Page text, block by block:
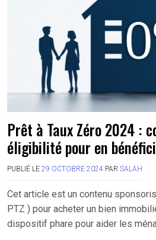
Prêt à Taux Zéro 2024 :
éligibilité pour en
PUBLIÉ LE 29 OCTOBRE 2024 PAR SALAH
Cet article est un contenu
PTZ ) pour acheter un bien
dispositif phare pour aider les